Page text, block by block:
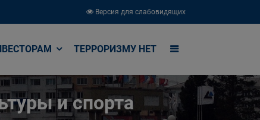
Версия для слабовидящих
ТЕРРОРИЗМУ НЕТ
и спорта